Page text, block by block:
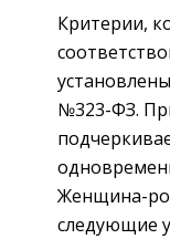
Критерии,
№323-ФЗ.
Женщина-
следующие